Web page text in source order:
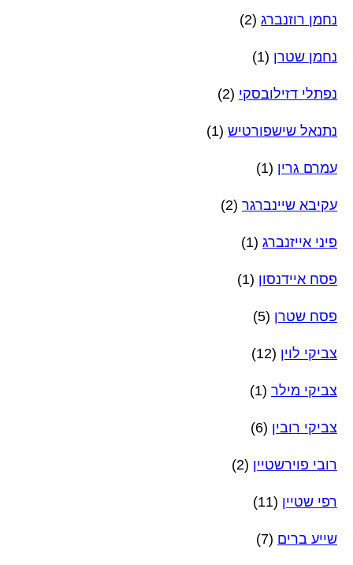
נחמן רוזנברג (2)
נחמן שטרן (1)
נפתלי דזילובסקי (2)
נתנאל שישפורטיש (1)
עמרם גרין (1)
עקיבא שיינברגר (2)
פיני אייזנברג (1)
פסח איידנסון (1)
פסח שטרן (5)
צביקי לוין (12)
צביקי מילר (1)
צביקי רובין (6)
רובי פוירשטיין (2)
רפי שטיין (11)
שייע ברים (7)